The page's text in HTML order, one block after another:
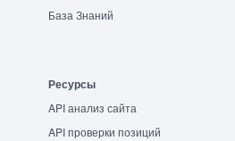
База Знаний
Ресурсы
API анализ сайта
API проверки позиций